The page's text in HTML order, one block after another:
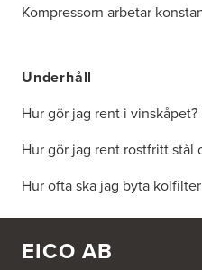
Kompressorn arbetar
Underhåll
Hur gör jag rent i vinskåpet?
Hur gör jag rent rostfritt stål
Hur ofta ska jag byta
EICO AB